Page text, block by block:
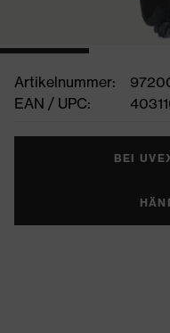
Artikelnummer:
EAN / UPC:
BEI